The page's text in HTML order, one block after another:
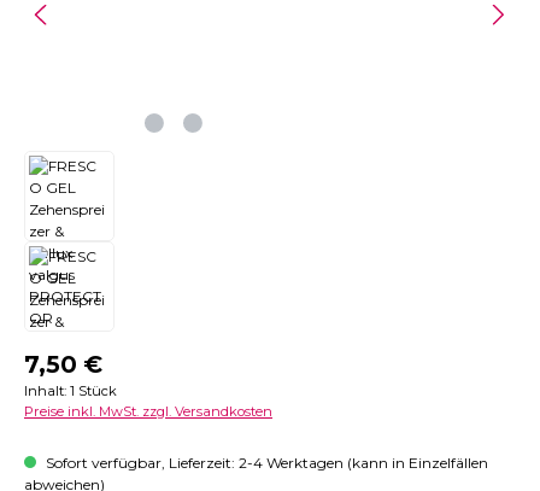
Regulärer Preis:
7,50 €
Inhalt: 1 Stück
Preise inkl. MwSt. zzgl. Versandkosten
Sofort verfügbar, Lieferzeit: 2-4 Werktagen (kann in Einzelfällen
abweichen)